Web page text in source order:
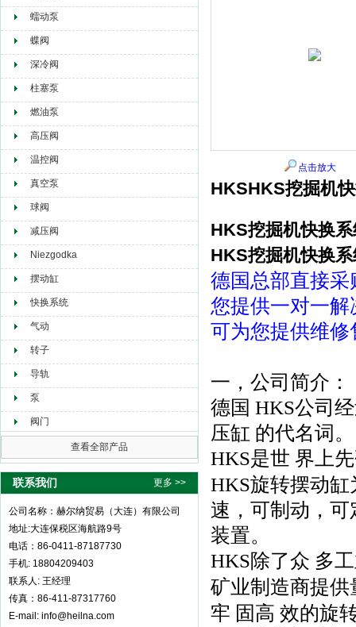
赫尔纳贸易（大连）有限公司
蠕动泵
蝶阀
深冷阀
柱塞泵
燃油泵
高压阀
温控阀
真空泵
球阀
减压阀
Niezgodka
摆动缸
快换系统
气动
转子
导轨
泵
阀门
查看全部产品
联系我们 更多 >>
公司名称：赫尔纳贸易（大连）有限公司
地址:大连保税区海航路9号
电话：86-0411-87187730
手机: 18804209403
联系人: 王经理
传真：86-411-87317760
E-mail: info@heilna.com
点击放大
HKSHKS挖掘机
HKS挖掘机快换
HKS挖掘机快换
德国总部直接
您提供一对一解
可为您提供维修
一，公司简介：
德国 HKS公司
压缸 的代名词。
HKS是世 界上
HKS旋转摆动
速，可制动，
装置。
HKS除了众 多
矿业制造商提
牢 固高 效的旋